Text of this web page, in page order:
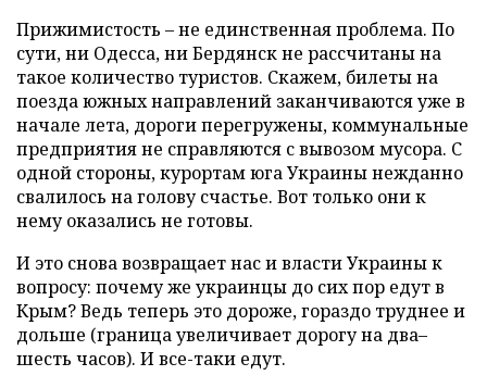
Прижимистость – не единственная проблема. По
сути, ни Одесса, ни Бердянск не рассчитаны на
такое количество туристов. Скажем, билеты на
поезда южных направлений заканчиваются уже в
начале лета, дороги перегружены, коммунальные
предприятия не справляются с вывозом мусора. С
одной стороны, курортам юга Украины нежданно
свалилось на голову счастье. Вот только они к
нему оказались не готовы.
И это снова возвращает нас и власти Украины к
вопросу: почему же украинцы до сих пор едут в
Крым? Ведь теперь это дороже, гораздо труднее и
дольше (граница увеличивает дорогу на два–
шесть часов). И все-таки едут.